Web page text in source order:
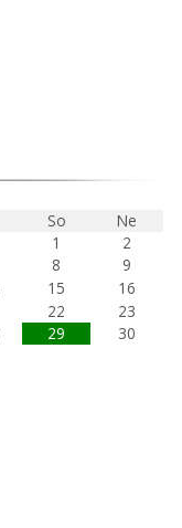
So
Ne
1
2
8
9
15
16
22
23
29
30